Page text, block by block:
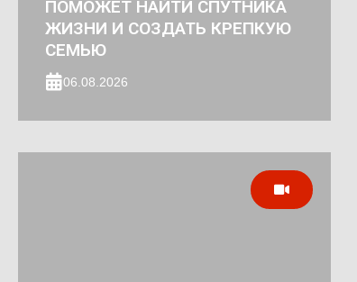
ПОМОЖЕТ НАЙТИ СПУТНИКА
ЖИЗНИ И СОЗДАТЬ КРЕПКУЮ
СЕМЬЮ
06.08.2026